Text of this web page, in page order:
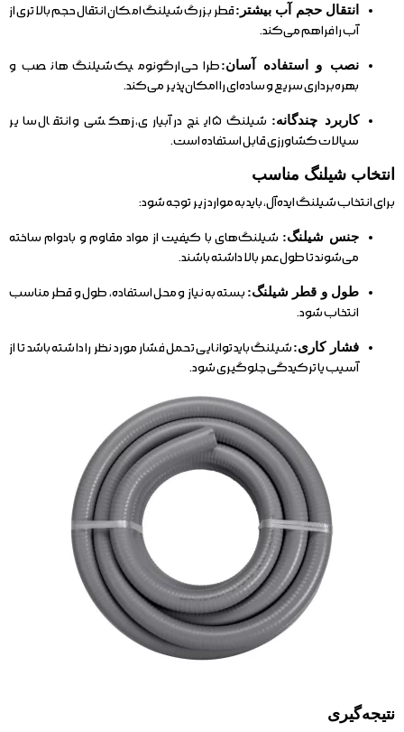
انتقال حجم آب بیشتر:قطر بزرگ شیلنگ امکان انتقال حجم بالاتری از
آب را فراهم می‌کند.
نصب و استفاده آسان:طراحی ارگونومیک شیلنگ‌ها نصب و
بهره‌برداری سریع و ساده‌ای را امکان‌پذیر می‌کند.
کاربرد چندگانه:
شیلنگ ۵ اینچ در آبیاری، زهکشی و انتقال سایر
سیالات کشاورزی قابل استفاده است.
انتخاب شیلنگ مناسب
برای انتخاب شیلنگ ایده‌آل، باید به موارد زیر توجه شود:
جنس شیلنگ: شیلنگ‌های با کیفیت از مواد مقاوم و بادوام ساخته
می‌شوند تا طول عمر بالا داشته باشند.
طول و قطر شیلنگ: بسته به نیاز و محل استفاده، طول و قطر مناسب
انتخاب شود.
فشار کاری:شیلنگ باید توانایی تحمل فشار مورد نظر را داشته باشد تا از
آسیب یا ترکیدگی جلوگیری شود.
نتیجه‌گیری